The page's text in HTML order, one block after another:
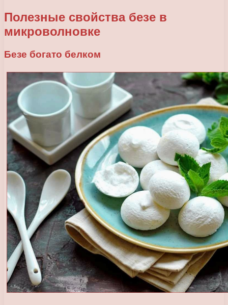
Полезные свойства безе в
микроволновке
Безе богато белком